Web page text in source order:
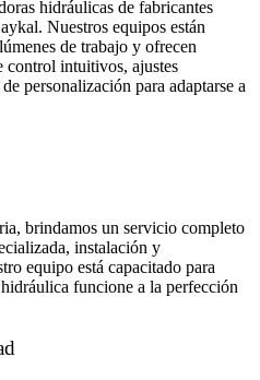
hidráulicas de fabricantes
Nuestros equipos están
de trabajo y ofrecen
control intuitivos, ajustes
personalización para adaptarse a
brindamos un servicio completo
instalación y
equipo está capacitado para
funcione a la perfección